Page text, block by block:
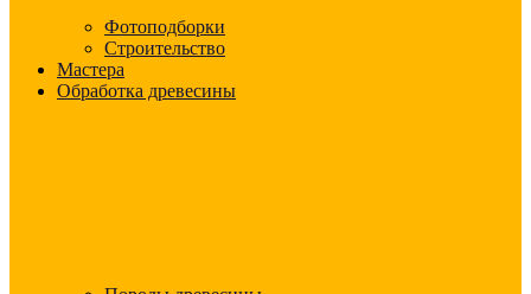
Фотоподборки
Строительство
Мастера
Обработка древесины